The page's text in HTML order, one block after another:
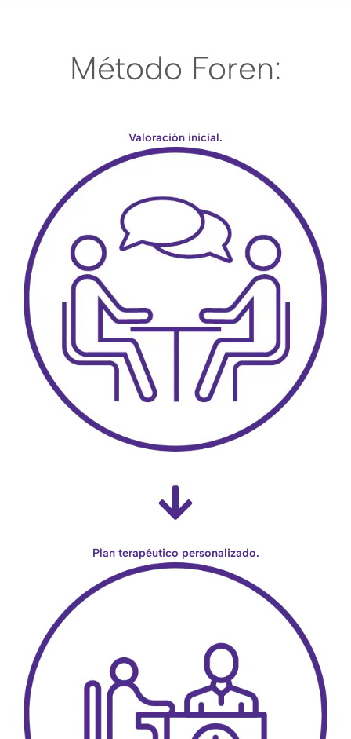
Método Foren:
Valoración inicial.
Plan terapéutico personalizado.